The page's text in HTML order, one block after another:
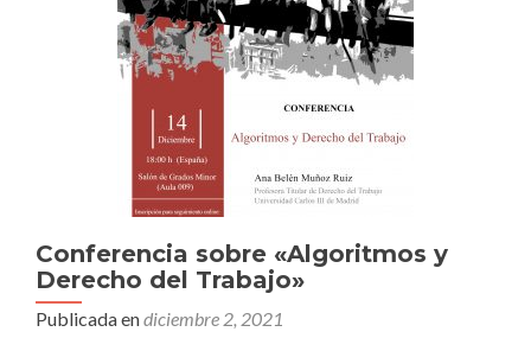
Conferencia sobre «Algoritmos y
Derecho del Trabajo»
Publicada endiciembre 2, 2021